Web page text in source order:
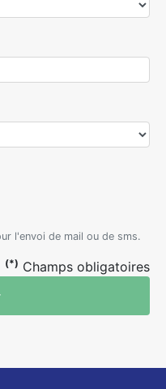
l'envoi de mail ou de sms.
(*) Champs obligatoires